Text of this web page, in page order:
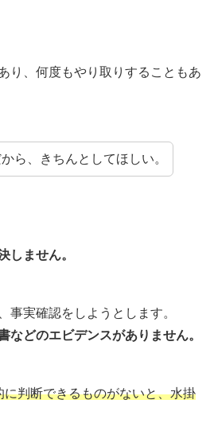
り、何度もやり取りすることもあ
ら、きちんとしてほしい。
しません。
事実確認をしようとします。
などのエビデンスがありません。
判断できるものがないと、水掛